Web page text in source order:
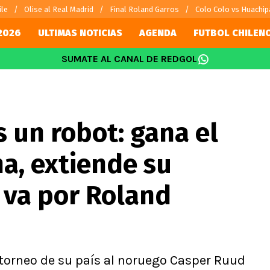
Olise al Real Madrid Final Roland Garros Colo Colo vs
por el mundo
Fútbol Argentino
Fútbol Brasileño
Conference
Ligue 1
ULTIMAS NOTICIAS AGENDA FUTBOL
SUMATE AL CANAL DE REDGOL
un robot: gana el
extiende su
por Roland
de su país al noruego Casper Ruud